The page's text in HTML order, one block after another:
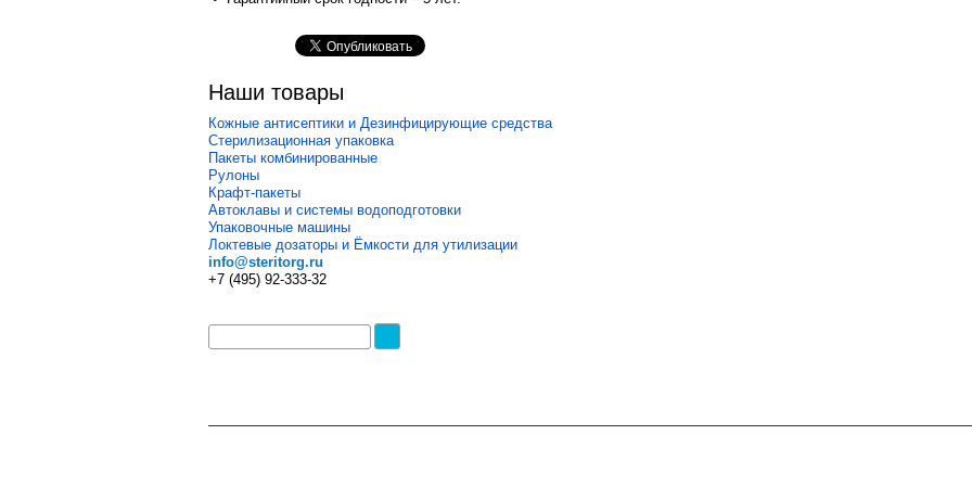
Наши товары
Кожные антисептики и Дезинфицирующие средства
Стерилизационная упаковка
Пакеты комбинированные
Рулоны
Крафт-пакеты
Автоклавы и системы водоподготовки
Упаковочные машины
Локтевые дозаторы и Ёмкости для утилизации
info@steritorg.ru
+7 (495) 92-333-32